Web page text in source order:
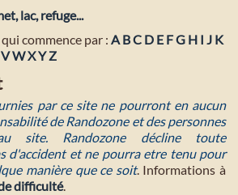
lac, refuge...
commence par : A BC D E FG H I J K
VWXYZ
par ce site ne pourront en aucun
de Randozone et des personnes
site. Randozone décline toute
d'accident et ne pourra etre tenu pour
manière que ce soit. Informations à
difficulté.